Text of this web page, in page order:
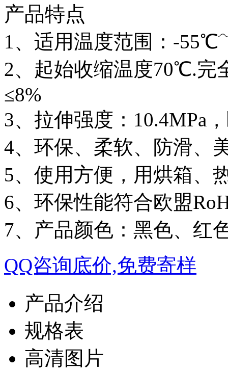
产品特点
1、适用温度范围：-
2、起始收缩温度70℃.完
≤8%
3、拉伸强度：10.4MPa
4、环保、柔软、防滑、
5、使用方便，用烘箱、
6、环保性能符合欧盟
7、产品颜色：黑色、红
QQ咨询底价,免费寄样
产品介绍
规格表
高清图片